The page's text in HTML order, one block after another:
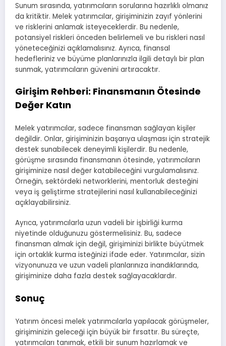
Sunum sırasında, yatırımcıların sorularına hazırlıklı olmanız
da kritiktir. Melek yatırımcılar, girişiminizin zayıf yönlerini
ve risklerini anlamak isteyeceklerdir. Bu nedenle,
potansiyel riskleri önceden belirlemeli ve bu riskleri nasıl
yöneteceğinizi açıklamalısınız. Ayrıca, finansal
hedefleriniz ve büyüme planlarınızla ilgili detaylı bir plan
sunmak, yatırımcıların güvenini artıracaktır.
Girişim Rehberi: Finansmanın Ötesinde
Değer Katın
Melek yatırımcılar, sadece finansman sağlayan kişiler
değildir. Onlar, girişiminizin başarıya ulaşması için stratejik
destek sunabilecek deneyimli kişilerdir. Bu nedenle,
görüşme sırasında finansmanın ötesinde, yatırımcıların
girişiminize nasıl değer katabileceğini vurgulamalısınız.
Örneğin, sektördeki networklerini, mentorluk desteğini
veya iş geliştirme stratejilerini nasıl kullanabileceğinizi
açıklayabilirsiniz.
Ayrıca, yatırımcılarla uzun vadeli bir işbirliği kurma
niyetinde olduğunuzu göstermelisiniz. Bu, sadece
finansman almak için değil, girişiminizi birlikte büyütmek
için ortaklık kurma isteğinizi ifade eder. Yatırımcılar, sizin
vizyonunuza ve uzun vadeli planlarınıza inandıklarında,
girişiminize daha fazla destek sağlayacaklardır.
Sonuç
Yatırım öncesi melek yatırımcılarla yapılacak görüşmeler,
girişiminizin geleceği için büyük bir fırsattır. Bu süreçte,
yatırımcıları tanımak, etkili bir sunum hazırlamak ve